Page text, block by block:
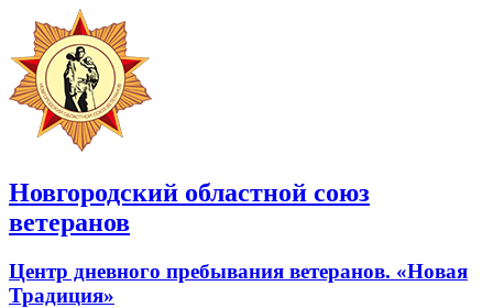
Новгородский областной союз
ветеранов
Центр дневного пребывания ветеранов. «Новая
Традиция»